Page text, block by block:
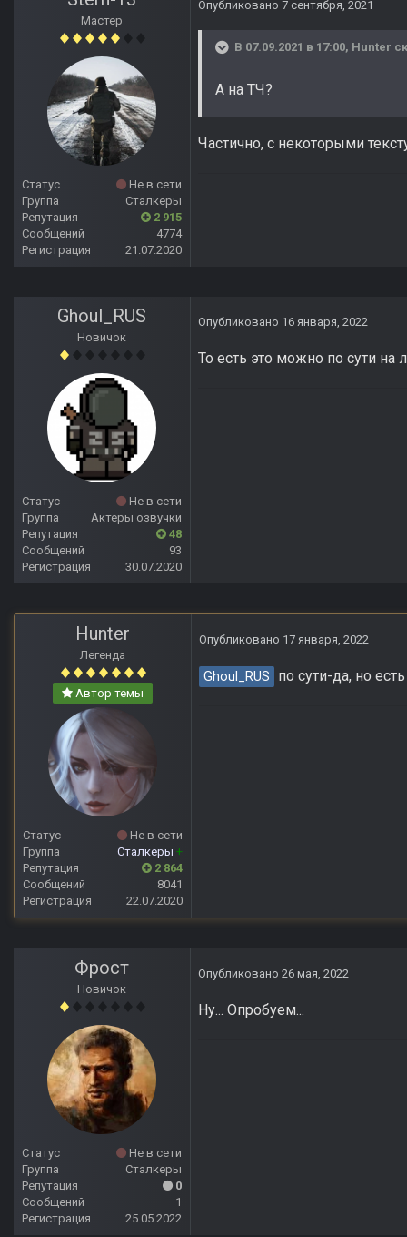
Мастер
Статус
Не в сети
Группа
Сталкеры
Репутация
2 915
Сообщений
4774
Регистрация
21.07.2020
Опубликовано 7 сентября, 2021
В 07.09.2021 в 17:00, Hunter
А на ТЧ?
Частично, с некоторыми
Ghoul_RUS
Новичок
Статус
Не в сети
Группа
Актеры озвучки
Репутация
48
Сообщений
93
Регистрация
30.07.2020
Опубликовано 16 января, 2022
То есть это можно по сути на
Hunter
Легенда
Автор темы
Статус
Не в сети
Группа
Сталкеры +
Репутация
2 864
Сообщений
8041
Регистрация
22.07.2020
Опубликовано 17 января, 2022
Ghoul_RUS по сути-да, но
Фрoст
Новичок
Статус
Не в сети
Группа
Сталкеры
Репутация
0
Сообщений
1
Регистрация
25.05.2022
Опубликовано 26 мая, 2022
Ну... Опробуем...